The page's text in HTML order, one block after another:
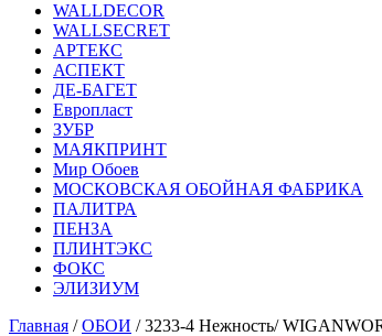
WALLDECOR
WALLSECRET
АРТЕКС
АСПЕКТ
ДЕ-БАГЕТ
Европласт
ЗУБР
МАЯКПРИНТ
Мир Обоев
МОСКОВСКАЯ ОБОЙНАЯ ФАБРИКА
ПАЛИТРА
ПЕНЗА
ПЛИНТЭКС
ФОКС
ЭЛИЗИУМ
Главная /ОБОИ / 3233-4 Нежность/